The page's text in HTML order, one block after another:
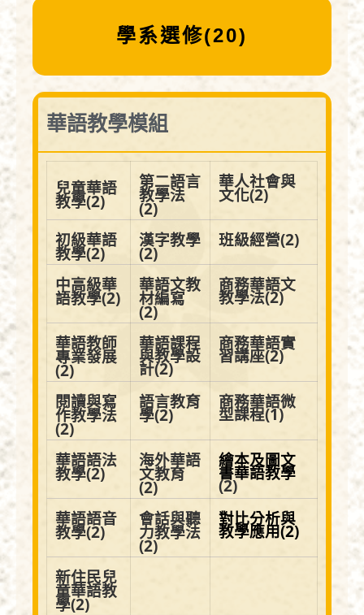
學系選修(20)
華語教學模組
兒童華語
教學(2)
第二語言
教學法
(2)
華人社會與
文化(2)
初級華語
教學(2)
漢字教學
(2)
班級經營(2)
中高級華
語教學(2)
華語文教
材編寫
(2)
商務華語文
教學法(2)
華語教師
專業發展
(2)
華語課程
與教學設
計(2)
商務華語實
習講座(2)
閱讀與寫
作教學法
(2)
語言教育
學(2)
商務華語微
型課程(1)
華語語法
教學(2)
海外華語
文教育
(2)
繪本及圖文
書華語教學
(2)
華語語音
教學(2)
會話與聽
力教學法
(2)
對比分析與
教學應用(2)
新住民兒
童華語教
學(2)